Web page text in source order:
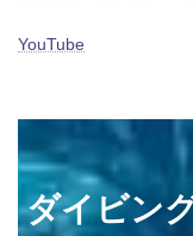
YouTube
ダイビン